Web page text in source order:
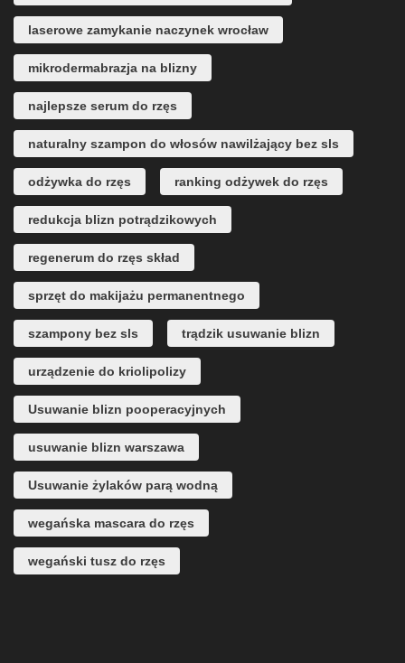
laserowe zamykanie naczynek wrocław
mikrodermabrazja na blizny
najlepsze serum do rzęs
naturalny szampon do włosów nawilżający bez sls
odżywka do rzęs ranking odżywek do rzęs
redukcja blizn potrądzikowych
regenerum do rzęs skład
sprzęt do makijażu permanentnego
szampony bez sls trądzik usuwanie blizn
urządzenie do kriolipolizy
Usuwanie blizn pooperacyjnych
usuwanie blizn warszawa
Usuwanie żylaków parą wodną
wegańska mascara do rzęs
wegański tusz do rzęs